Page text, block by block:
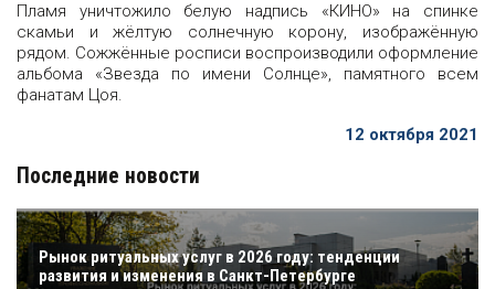
Пламя уничтожило белую надпись «КИНО» на спинке
скамьи и жёлтую солнечную корону, изображённую
рядом. Сожжённые росписи воспроизводили оформление
альбома «Звезда по имени Солнце», памятного всем
фанатам Цоя.
12 октября 2021
Последние новости
Рынок ритуальных услуг в 2026 году: тенденции
развития и изменения в Санкт-Петербурге